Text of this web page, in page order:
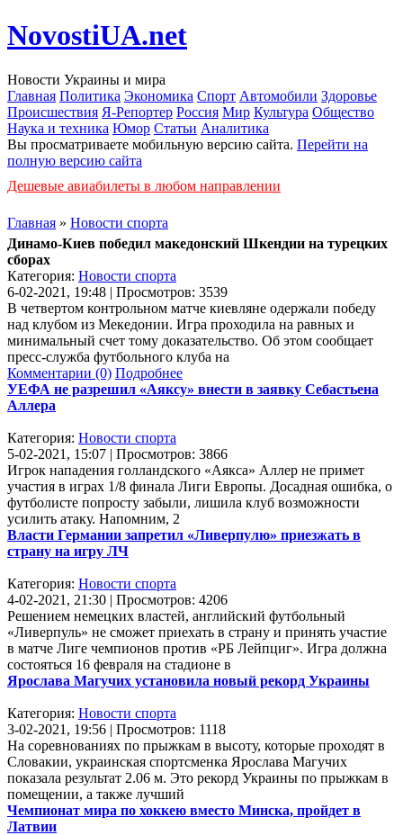
NovostiUA.net
Новости Украины и мира
Главная Политика Экономика Спорт Автомобили Здоровье
Происшествия Я-Репортер Россия Мир Культура Общество
Наука и техника Юмор Статьи Аналитика
Вы просматриваете мобильную версию сайта. Перейти на
полную версию сайта
Дешевые авиабилеты в любом направлении
Главная » Новости спорта
Динамо-Киев победил македонский Шкендии на турецких
сборах
Категория: Новости спорта
6-02-2021, 19:48 | Просмотров: 3539
В четвертом контрольном матче киевляне одержали победу
над клубом из Мекедонии. Игра проходила на равных и
минимальный счет тому доказательство. Об этом сообщает
пресс-служба футбольного клуба на
Комментарии (0) Подробнее
УЕФА не разрешил «Аяксу» внести в заявку Себастьена
Аллера
Категория: Новости спорта
5-02-2021, 15:07 | Просмотров: 3866
Игрок нападения голландского «Аякса» Аллер не примет
участия в играх 1/8 финала Лиги Европы. Досадная ошибка, о
футболисте попросту забыли, лишила клуб возможности
усилить атаку. Напомним, 2
Власти Германии запретил «Ливерпулю» приезжать в
страну на игру ЛЧ
Категория: Новости спорта
4-02-2021, 21:30 | Просмотров: 4206
Решением немецких властей, английский футбольный
«Ливерпуль» не сможет приехать в страну и принять участие
в матче Лиге чемпионов против «РБ Лейпциг». Игра должна
состояться 16 февраля на стадионе в
Ярослава Магучих установила новый рекорд Украины
Категория: Новости спорта
3-02-2021, 19:56 | Просмотров: 1118
На соревнованиях по прыжкам в высоту, которые проходят в
Словакии, украинская спортсменка Ярослава Магучих
показала результат 2.06 м. Это рекорд Украины по прыжкам в
помещении, а также лучший
Чемпионат мира по хоккею вместо Минска, пройдет в
Латвии